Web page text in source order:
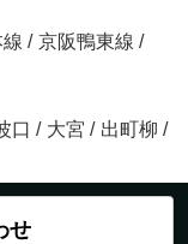
/ 京阪鴨東線 /
口 / 大宮 / 出町柳 /
せ